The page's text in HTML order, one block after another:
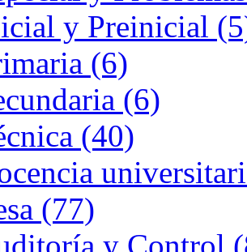
y Preinicial
(6)
(6)
(40)
(77)